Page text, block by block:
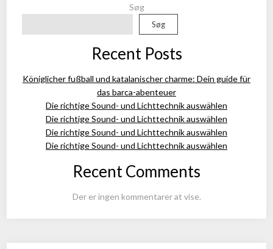
Søg
Søg
Recent Posts
Königlicher fußball und katalanischer charme: Dein guide für
das barca-abenteuer
Die richtige Sound- und Lichttechnik auswählen
Die richtige Sound- und Lichttechnik auswählen
Die richtige Sound- und Lichttechnik auswählen
Die richtige Sound- und Lichttechnik auswählen
Recent Comments
Der er ingen kommentarer at vise.